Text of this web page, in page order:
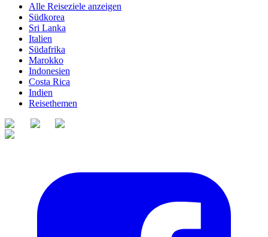
Alle Reiseziele anzeigen
Südkorea
Sri Lanka
Italien
Südafrika
Marokko
Indonesien
Costa Rica
Indien
Reisethemen